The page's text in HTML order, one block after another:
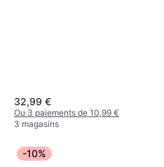
32,99 €
Ou 3 paiements de 10,99 €
3 magasins
-10%